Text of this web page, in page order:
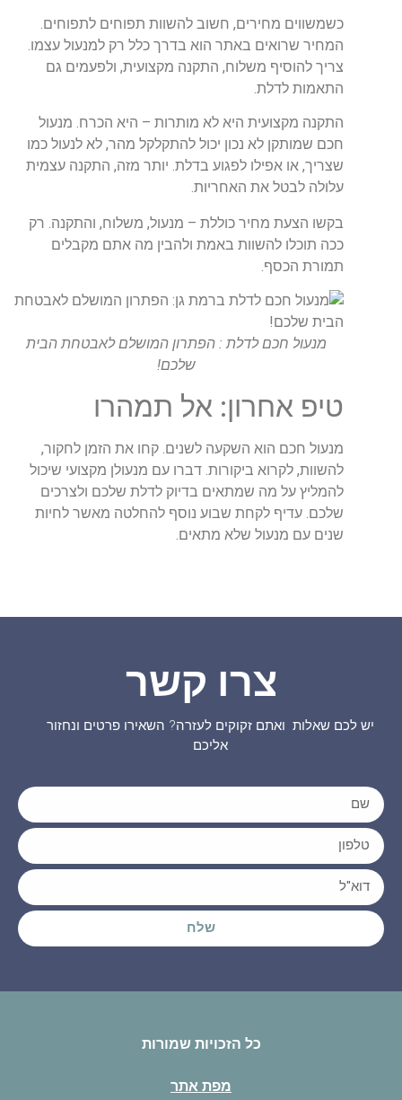
כשמשווים מחירים, חשוב להשוות תפוחים לתפוחים.
המחיר שרואים באתר הוא בדרך כלל רק למנעול עצמו.
צריך להוסיף משלוח, התקנה מקצועית, ולפעמים גם
התאמות לדלת.
התקנה מקצועית היא לא מותרות – היא הכרח. מנעול
חכם שמותקן לא נכון יכול להתקלקל מהר, לא לנעול כמו
שצריך, או אפילו לפגוע בדלת. יותר מזה, התקנה עצמית
עלולה לבטל את האחריות.
בקשו הצעת מחיר כוללת – מנעול, משלוח, והתקנה. רק
ככה תוכלו להשוות באמת ולהבין מה אתם מקבלים
תמורת הכסף.
מנעול חכם לדלת : הפתרון המושלם לאבטחת הבית
שלכם!
טיפ אחרון: אל תמהרו
מנעול חכם הוא השקעה לשנים. קחו את הזמן לחקור,
להשוות, לקרוא ביקורות. דברו עם מנעולן מקצועי שיכול
להמליץ על מה שמתאים בדיוק לדלת שלכם ולצרכים
שלכם. עדיף לקחת שבוע נוסף להחלטה מאשר לחיות
שנים עם מנעול שלא מתאים.
צרו קשר
יש לכם שאלות ואתם זקוקים לעזרה? השאירו פרטים ונחזור
אליכם
שלח
כל הזכויות שמורות
מפת אתר